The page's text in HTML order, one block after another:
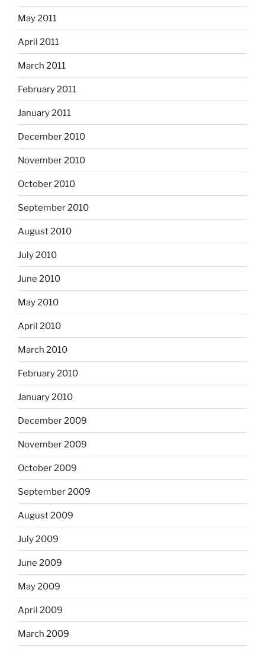
May 2011
April 2011
March 2011
February 2011
January 2011
December 2010
November 2010
October 2010
September 2010
August 2010
July 2010
June 2010
May 2010
April 2010
March 2010
February 2010
January 2010
December 2009
November 2009
October 2009
September 2009
August 2009
July 2009
June 2009
May 2009
April 2009
March 2009